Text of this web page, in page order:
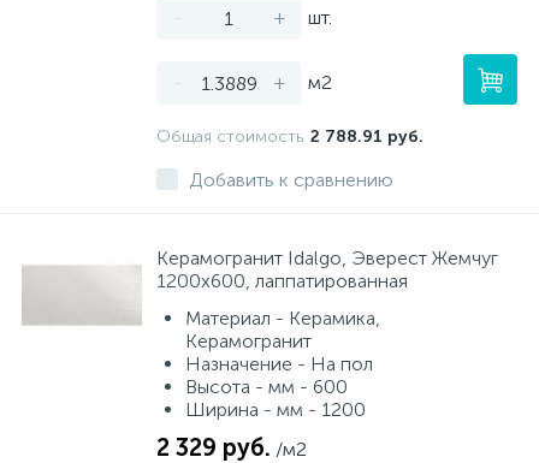
- + шт.
- + м2
Общая стоимость 2 788.91 руб.
Добавить к сравнению
Керамогранит Idalgo, Эверест Жемчуг
1200х600, лаппатированная
Материал - Керамика,
Керамогранит
Назначение - На пол
Высота - мм - 600
Ширина - мм - 1200
2 329 руб. /м2